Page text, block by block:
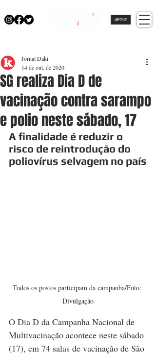
APOIE
SG realiza Dia D de
vacinação contra sarampo
e polio neste sábado, 17
Jornal Daki
14 de out. de 2020
A finalidade é reduzir o
risco de reintrodução do
poliovírus selvagem no país
Todos os postos participam da campanha/Foto:
Divulgação
O Dia D da Campanha Nacional de
Multivacinação acontece neste sábado
(17), em 74 salas de vacinação de São